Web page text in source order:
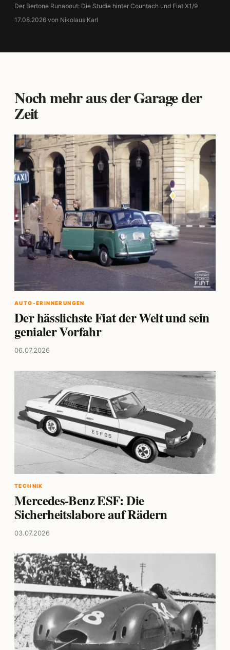
Der Bertone Runabout: Die Studie hinter Countach und Fiat X1/9
17.08.2026 von Nikolaus Karl
Noch mehr aus der Garage der
Zeit
AUTO-ERINNERUNGEN
Der hässlichste Fiat der Welt und sein
genialer Vorfahr
06.07.2026
TECHNIK
Mercedes-Benz ESF: Die
Sicherheitslabore auf Rädern
03.07.2026